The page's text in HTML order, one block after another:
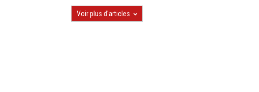
Voir plus d'articles